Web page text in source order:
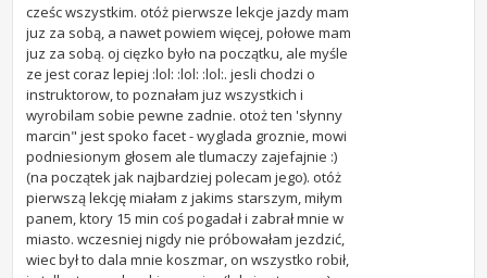
cześc wszystkim. otóż pierwsze lekcje jazdy mam
juz za sobą, a nawet powiem więcej, połowe mam
juz za sobą. oj cięzko było na początku, ale myśle
ze jest coraz lepiej :lol: :lol: :lol:. jesli chodzi o
instruktorow, to poznałam juz wszystkich i
wyrobilam sobie pewne zadnie. otoż ten 'słynny
marcin" jest spoko facet - wyglada groznie, mowi
podniesionym głosem ale tlumaczy zajefajnie :)
(na początek jak najbardziej polecam jego). otóż
pierwszą lekcję miałam z jakims starszym, miłym
panem, ktory 15 min coś pogadał i zabrał mnie w
miasto. wczesniej nigdy nie próbowałam jezdzić,
wiec był to dala mnie koszmar, on wszystko robił,